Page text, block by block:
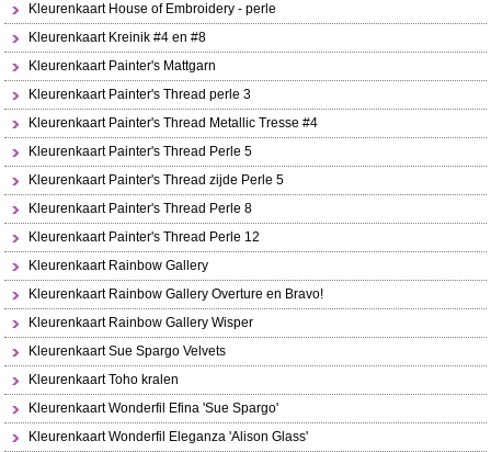
Kleurenkaart House of Embroidery - perle
Kleurenkaart Kreinik #4 en #8
Kleurenkaart Painter's Mattgarn
Kleurenkaart Painter's Thread perle 3
Kleurenkaart Painter's Thread Metallic Tresse #4
Kleurenkaart Painter's Thread Perle 5
Kleurenkaart Painter's Thread zijde Perle 5
Kleurenkaart Painter's Thread Perle 8
Kleurenkaart Painter's Thread Perle 12
Kleurenkaart Rainbow Gallery
Kleurenkaart Rainbow Gallery Overture en Bravo!
Kleurenkaart Rainbow Gallery Wisper
Kleurenkaart Sue Spargo Velvets
Kleurenkaart Toho kralen
Kleurenkaart Wonderfil Efina 'Sue Spargo'
Kleurenkaart Wonderfil Eleganza 'Alison Glass'